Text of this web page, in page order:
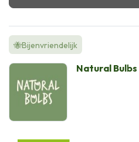
🐝Bijenvriendelijk
Natural Bulbs